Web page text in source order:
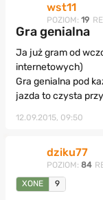
wst11
POZIOM: 19
Gra genialna
Ja już gram od
internetowych)
Gra genialna pod
jazda to czysta
12.09.2015, 09:50
dziku77
POZIOM: 84
XONE 9